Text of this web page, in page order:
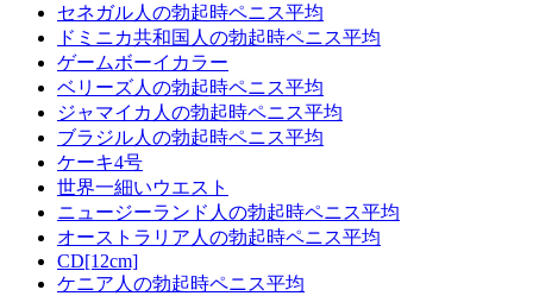
セネガル人の勃起時ペニス平均
ドミニカ共和国人の勃起時ペニス平均
ゲームボーイカラー
ベリーズ人の勃起時ペニス平均
ジャマイカ人の勃起時ペニス平均
ブラジル人の勃起時ペニス平均
ケーキ4号
世界一細いウエスト
ニュージーランド人の勃起時ペニス平均
オーストラリア人の勃起時ペニス平均
CD[12cm]
ケニア人の勃起時ペニス平均